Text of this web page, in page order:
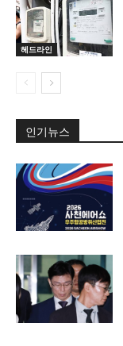
헤드라인
인기뉴스